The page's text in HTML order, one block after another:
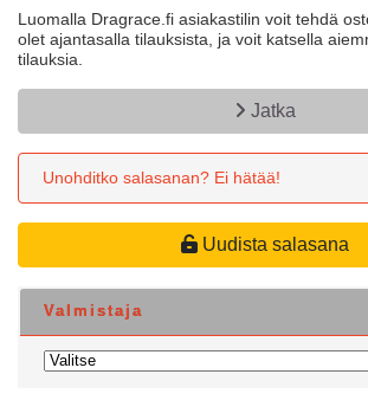
Luomalla Dragrace.fi asiakastilin voit tehdä
olet ajantasalla tilauksista, ja voit katsella
tilauksia.
Jatka
Unohditko salasanan? Ei hätää!
Uudista salasana
Valmistaja